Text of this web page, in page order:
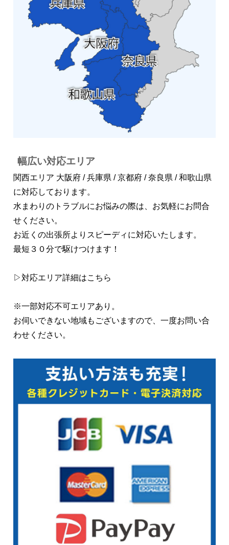
幅広い対応エリア
関西エリア 大阪府 / 兵庫県 / 京都府 / 奈良県 / 和歌山県
に対応しております。
水まわりのトラブルにお悩みの際は、お気軽にお問合
せください。
お近くの出張所よりスピーディに対応いたします。
最短３０分で駆けつけます！
▷対応エリア詳細はこちら
※一部対応不可エリアあり。
お伺いできない地域もございますので、一度お問い合
わせください。